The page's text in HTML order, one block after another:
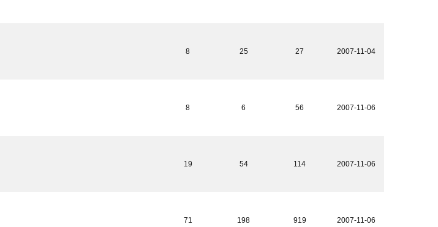
8
25 27 2007-11-04
8
6 56 2007-11-06
19
54 114 2007-11-06
71
198 919 2007-11-06